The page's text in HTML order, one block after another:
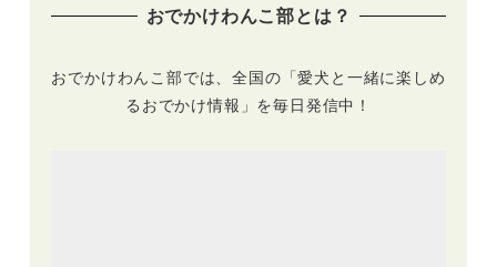
おでかけわんこ部とは？
おでかけわんこ部では、全国の「愛犬と一緒に楽しめ
るおでかけ情報」を毎日発信中！